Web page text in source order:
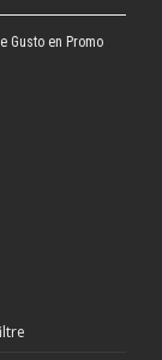
Gusto en Promo